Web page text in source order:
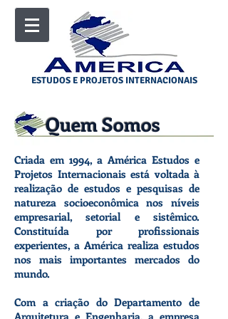
ESTUDOS E PROJETOS INTERNACIONAIS
Quem Somos
Criada em 1994, a América Estudos e
Projetos Internacionais está voltada à
realização de estudos e pesquisas de
natureza socioeconômica nos níveis
empresarial, setorial e sistêmico.
Constituída por profissionais
experientes, a América realiza estudos
nos mais importantes mercados do
mundo.
Com a criação do Departamento de
Arquitetura e Engenharia, a empresa